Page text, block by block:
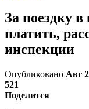
За поездку
платить,
инспекции
Опубликовано Авг
521
Поделится